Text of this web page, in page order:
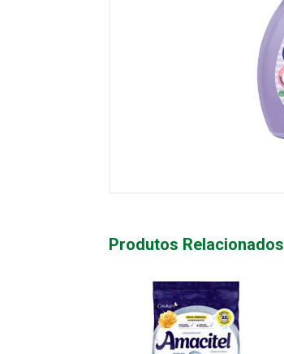
Produtos Relacionados